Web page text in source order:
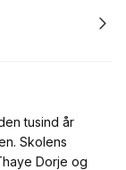
tusind år
Skolens
Dorje og